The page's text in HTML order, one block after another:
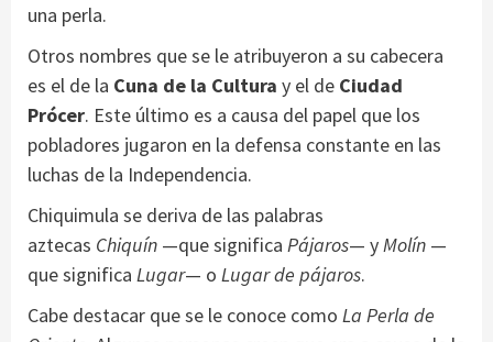
una perla.
Otros nombres que se le atribuyeron a su cabecera
es el de la Cuna de la Cultura y el de Ciudad
Prócer. Este último es a causa del papel que los
pobladores jugaron en la defensa constante en las
luchas de la Independencia.
Chiquimula se deriva de las palabras
aztecas Chiquín —que significa Pájaros— yMolín —
que significa Lugar— o Lugar de pájaros.
Cabe destacar que se le conoce como La Perla de